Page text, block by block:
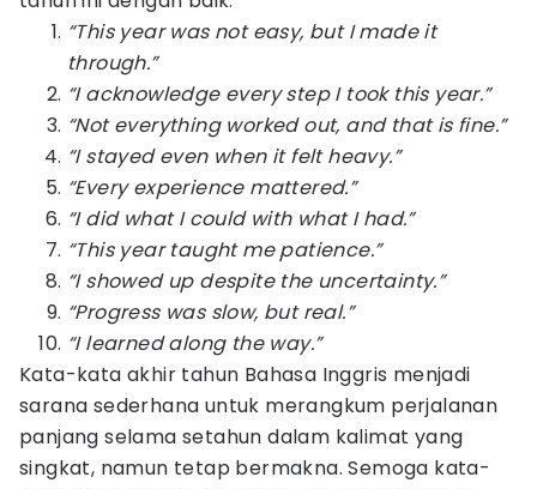
“This year was not easy, but I made it
through.”
“I acknowledge every step I took this year.”
“Not everything worked out, and that is fine.”
“I stayed even when it felt heavy.”
“Every experience mattered.”
“I did what I could with what I had.”
“This year taught me patience.”
“I showed up despite the uncertainty.”
“Progress was slow, but real.”
“I learned along the way.”
Kata-kata akhir tahun Bahasa Inggris menjadi
sarana sederhana untuk merangkum perjalanan
panjang selama setahun dalam kalimat yang
singkat, namun tetap bermakna. Semoga kata-